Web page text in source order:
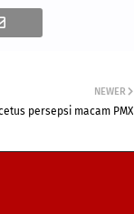
NEWER
persepsi macam PMX